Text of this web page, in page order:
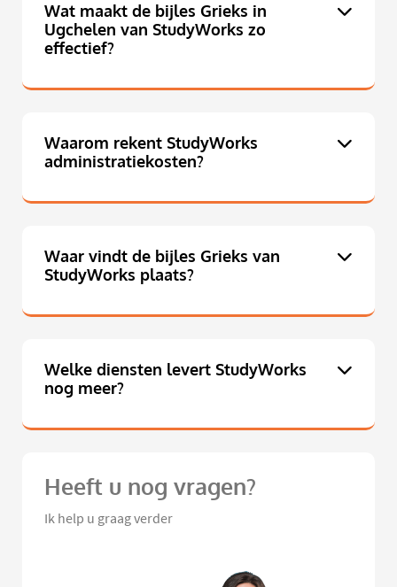
Wat maakt de bijles Grieks in
Ugchelen van StudyWorks zo
effectief?
Waarom rekent StudyWorks
administratiekosten?
Waar vindt de bijles Grieks van
StudyWorks plaats?
Welke diensten levert StudyWorks
nog meer?
Heeft u nog vragen?
Ik help u graag verder